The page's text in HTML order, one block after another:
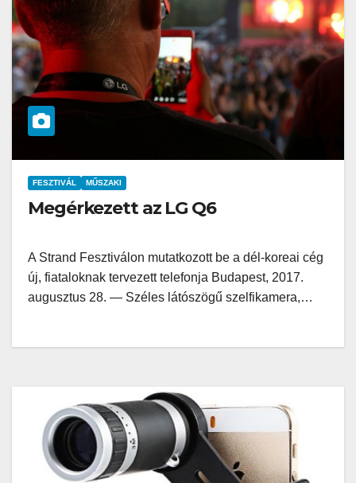
FESZTIVÁL MŰSZAKI
Megérkezett az LG Q6
A Strand Fesztiválon mutatkozott be a dél-koreai cég
új, fiataloknak tervezett telefonja Budapest, 2017.
augusztus 28. — Széles látószögű szelfikamera,…